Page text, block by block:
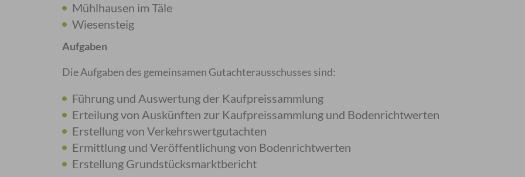
Mühlhausen im Täle
Wiesensteig
Aufgaben
Die Aufgaben des gemeinsamen Gutachterausschusses sind:
Führung und Auswertung der Kaufpreissammlung
Erteilung von Auskünften zur Kaufpreissammlung und Bodenrichtwerten
Erstellung von Verkehrswertgutachten
Ermittlung und Veröffentlichung von Bodenrichtwerten
Erstellung Grundstücksmarktbericht